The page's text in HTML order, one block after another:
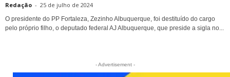
Redação - 25 de julho de 2024
O presidente do PP Fortaleza, Zezinho Albuquerque, foi destituído do cargo
pelo próprio filho, o deputado federal AJ Albuquerque, que preside a sigla no...
- Advertisement -